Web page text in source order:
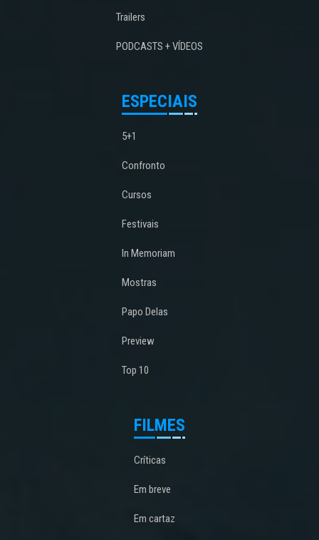
Trailers
PODCASTS + VÍDEOS
ESPECIAIS
5+1
Confronto
Cursos
Festivais
In Memoriam
Mostras
Papo Delas
Preview
Top 10
FILMES
Críticas
Em breve
Em cartaz